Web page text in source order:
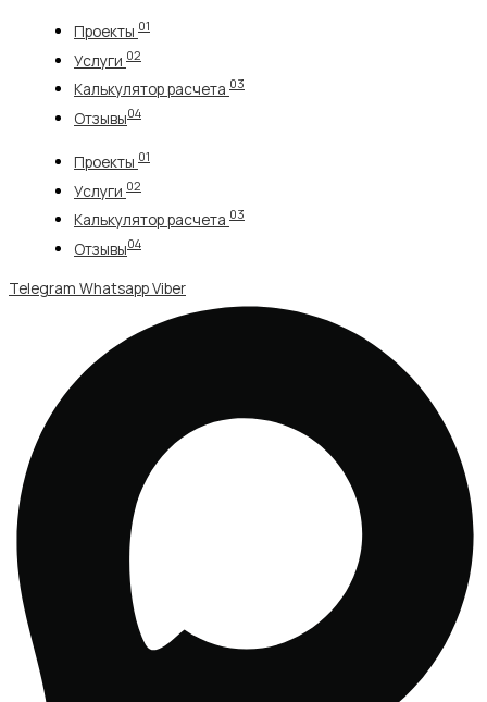
содержимому
Проекты 01
Услуги 02
Калькулятор расчета 03
Отзывы04
Проекты 01
Услуги 02
Калькулятор расчета 03
Отзывы04
Telegram WhatsappViber